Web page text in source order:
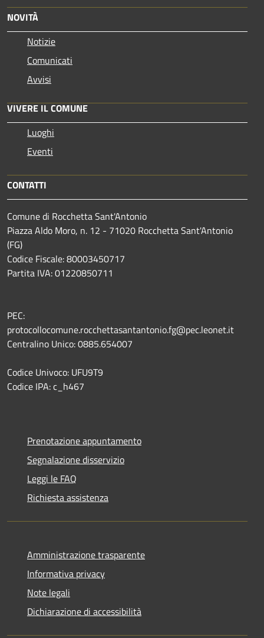
NOVITÀ
Notizie
Comunicati
Avvisi
VIVERE IL COMUNE
Luoghi
Eventi
CONTATTI
Comune di Rocchetta Sant'Antonio
Piazza Aldo Moro, n. 12 - 71020 Rocchetta Sant'Antonio
(FG)
Codice Fiscale: 80003450717
Partita IVA: 01220850711
PEC:
protocollocomune.rocchettasantantonio.fg@pec.leonet.it
Centralino Unico: 0885.654007
Codice Univoco: UFU9T9
Codice IPA: c_h467
Prenotazione appuntamento
Segnalazione disservizio
Leggi le FAQ
Richiesta assistenza
Amministrazione trasparente
Informativa privacy
Note legali
Dichiarazione di accessibilità